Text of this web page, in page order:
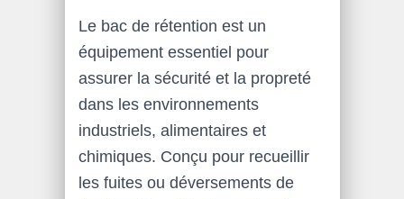
Le bac de rétention est un
équipement essentiel pour
assurer la sécurité et la propreté
dans les environnements
industriels, alimentaires et
chimiques. Conçu pour recueillir
les fuites ou déversements de